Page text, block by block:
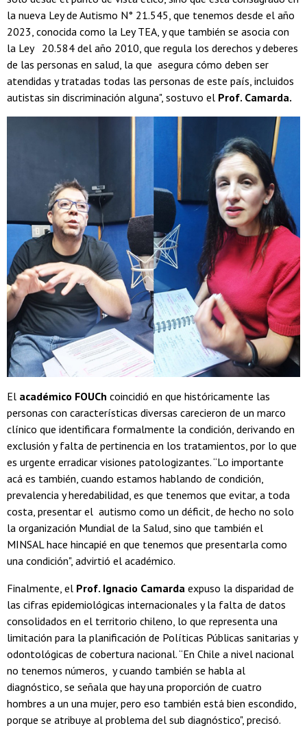
la nueva Ley de Autismo N° 21.545, que tenemos desde el año
2023, conocida como la Ley TEA, y que también se asocia con
la Ley 20.584 del año 2010, que regula los derechos y deberes
de las personas en salud, la que asegura cómo deben ser
atendidas y tratadas todas las personas de este país, incluidos
autistas sin discriminación alguna", sostuvo el Prof. Camarda.
El académico FOUCh coincidió en que históricamente las
personas con características diversas carecieron de un marco
clínico que identificara formalmente la condición, derivando en
exclusión y falta de pertinencia en los tratamientos, por lo que
es urgente erradicar visiones patologizantes. “Lo importante
acá es también, cuando estamos hablando de condición,
prevalencia y heredabilidad, es que tenemos que evitar, a toda
costa, presentar el autismo como un déficit, de hecho no solo
la organización Mundial de la Salud, sino que también el
MINSAL hace hincapié en que tenemos que presentarla como
una condición", advirtió el académico.
Finalmente, el Prof. Ignacio Camarda expuso la disparidad de
las cifras epidemiológicas internacionales y la falta de datos
consolidados en el territorio chileno, lo que representa una
limitación para la planificación de Políticas Públicas sanitarias y
odontológicas de cobertura nacional. “En Chile a nivel nacional
no tenemos números, y cuando también se habla al
diagnóstico, se señala que hay una proporción de cuatro
hombres a un una mujer, pero eso también está bien escondido,
porque se atribuye al problema del sub diagnóstico", precisó.